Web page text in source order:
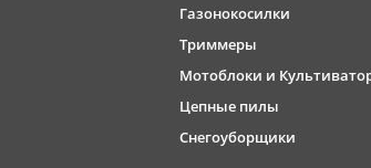
Газонокосилки
Триммеры
Мотоблоки и
Цепные пилы
Снегоуборщики